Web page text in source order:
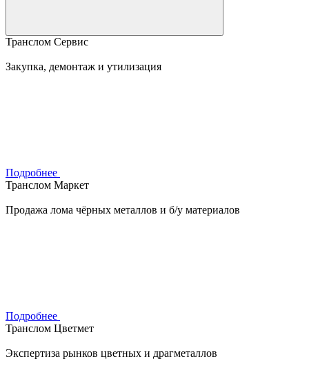
Транслом Сервис
Закупка, демонтаж и утилизация
Подробнее
Транслом Маркет
Продажа лома чёрных металлов и б/у материалов
Подробнее
Транслом Цветмет
Экспертиза рынков цветных и драгметаллов